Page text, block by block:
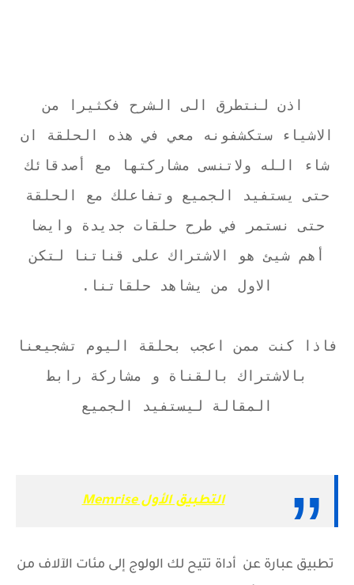
اذن لنتطرق الى الشرح فكثيرا من
الاشياء ستكشفونه معي في هذه الحلقة ان
شاء الله ولاتنسى مشاركتها مع أصدقائك
حتى يستفيد الجميع وتفاعلك مع الحلقة
حتى نستمر في طرح حلقات جديدة وايضا
أهم شيئ هو الاشتراك على قناتنا لتكن
الاول من يشاهد حلقاتنا.
فاذا كنت ممن اعجب بحلقة اليوم تشجيعنا
بالاشتراك بالقناة و مشاركة رابط
المقالة ليستفيد الجميع
التطبيق الأول Memrise
تطبيق عبارة عن أداة تتيح لك الولوج إلى مئات الآلاف من